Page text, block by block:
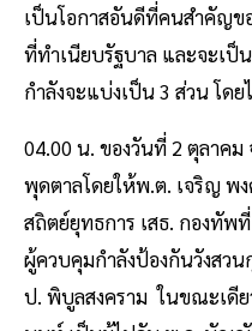
เป็นโอกาสอันดีที่คนสำคัญข
ที่ทำเนียบรัฐบาล และจะเ
กำลังจะแบ่งเป็น 3 ส่วน โด
04.00 น. ของวันที่ 2 ตุลาคม
พุดตาลโดยให้พ.ต. เจริญ พ
สถิตย์ยุทธการ เสธ. กองทั
ผู้ควบคุมกำลังป้องกันวังสว
ป. พิบูลสงคราม ในขณะเดี